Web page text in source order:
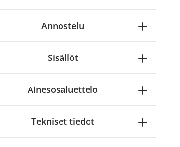
Annostelu
Sisällöt
Ainesosaluettelo
Tekniset tiedot